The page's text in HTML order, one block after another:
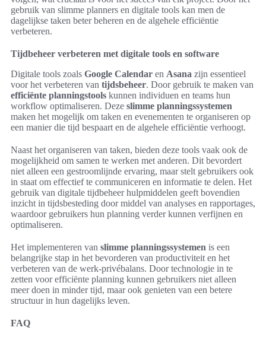
gebruik van slimme planners en digitale tools kan men de
dagelijkse taken beter beheren en de algehele efficiëntie
verbeteren.
Tijdbeheer verbeteren met digitale tools en software
Digitale tools zoals Google Calendar en Asana zijn essentieel
voor het verbeteren van tijdsbeheer. Door gebruik te maken van
efficiënte planningstools kunnen individuen en teams hun
workflow optimaliseren. Deze slimme planningssystemen
maken het mogelijk om taken en evenementen te organiseren op
een manier die tijd bespaart en de algehele efficiëntie verhoogt.
Naast het organiseren van taken, bieden deze tools vaak ook de
mogelijkheid om samen te werken met anderen. Dit bevordert
niet alleen een gestroomlijnde ervaring, maar stelt gebruikers ook
in staat om effectief te communiceren en informatie te delen. Het
gebruik van digitale tijdbeheer hulpmiddelen geeft bovendien
inzicht in tijdsbesteding door middel van analyses en rapportages,
waardoor gebruikers hun planning verder kunnen verfijnen en
optimaliseren.
Het implementeren van slimme planningssystemen is een
belangrijke stap in het bevorderen van productiviteit en het
verbeteren van de werk-privébalans. Door technologie in te
zetten voor efficiënte planning kunnen gebruikers niet alleen
meer doen in minder tijd, maar ook genieten van een betere
structuur in hun dagelijks leven.
FAQ